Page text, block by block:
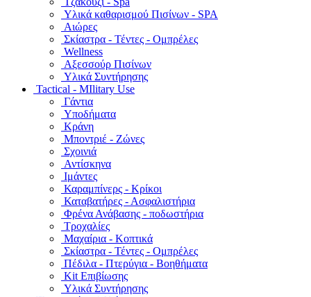
Υλικά καθαρισμού Πισίνων - SPA
Αιώρες
Σκίαστρα - Τέντες - Ομπρέλες
Wellness
Αξεσσούρ Πισίνων
Υλικά Συντήρησης
Tactical - MIlitary Use
Γάντια
Υποδήματα
Κράνη
Μποντριέ - Ζώνες
Σχοινιά
Αντίσκηνα
Ιμάντες
Καραμπίνερς - Κρίκοι
Καταβατήρες - Ασφαλιστήρια
Φρένα Ανάβασης - ποδωστήρια
Τροχαλίες
Μαχαίρια - Κοπτικά
Σκίαστρα - Τέντες - Ομπρέλες
Πέδιλα - Πτερύγια - Βοηθήματα
Kit Επιβίωσης
Υλικά Συντήρησης